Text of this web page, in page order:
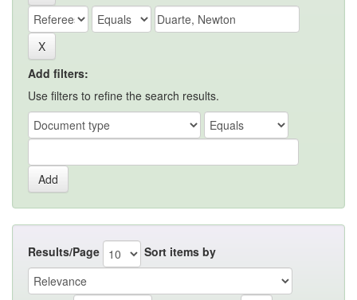
Add filters:
Use filters to refine the search results.
Results/Page Sort items by